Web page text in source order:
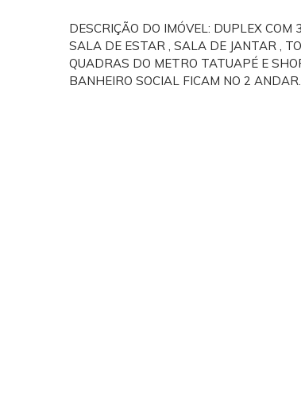
DESCRIÇÃO DO IMÓVEL: DUPLEX
SALA DE ESTAR , SALA DE JANTAR ,
QUADRAS DO METRO TATUAPÉ E
BANHEIRO SOCIAL FICAM NO 2 ANDAR.